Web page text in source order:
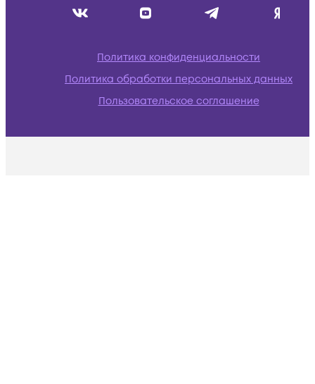
Политика конфиденциальности
Политика обработки персональных данных
Пользовательское соглашение